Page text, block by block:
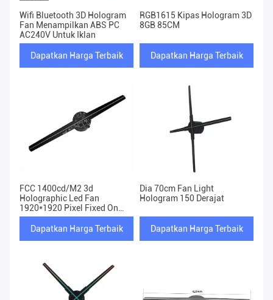
Wifi Bluetooth 3D Hologram
Fan Menampilkan ABS PC
AC240V Untuk Iklan
Dapatkan Harga Terbaik
RGB1615 Kipas Hologram 3D
8GB 85CM
Dapatkan Harga Terbaik
FCC 1400cd/M2 3d
Holographic Led Fan
1920*1920 Pixel Fixed On
Desktop
Dapatkan Harga Terbaik
Dia 70cm Fan Light
Hologram 150 Derajat
Dapatkan Harga Terbaik